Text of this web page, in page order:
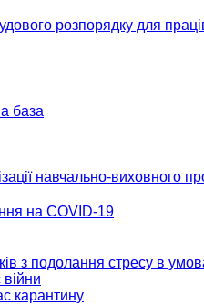
розпорядку для
база
навчально-виховного
на COVID-19
з подолання стресу в
карантину